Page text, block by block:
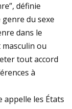
définie
du sexe
dans le
ou
tout accord
à
appelle les États